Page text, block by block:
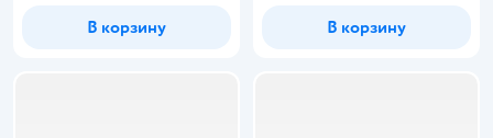
В корзину В корзину